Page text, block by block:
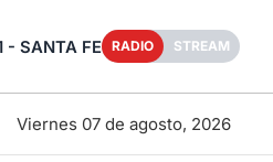
- SANTA FE RADIO STREAM
Viernes 07 de agosto, 2026